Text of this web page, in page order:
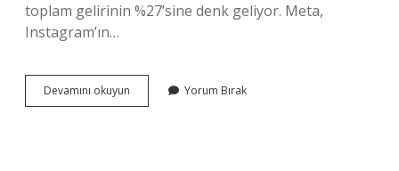
toplam gelirinin %27’sine denk geliyor. Meta,
Instagram’ın…
Devamını okuyun
Çok
Yorum Bırak